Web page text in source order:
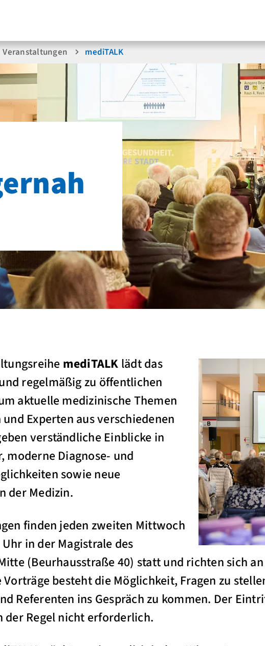
Veranstaltungen mediTALK
mediTALK lädt das
regelmäßig zu öffentlichen
aktuelle medizinische Themen
Experten aus verschiedenen
verständliche Einblicke in
moderne Diagnose- und
sowie neue
der Medizin.
finden jeden zweiten Mittwoch
in der Magistrale des
(Beurhausstraße 40) statt und richten sich
Vorträge besteht die Möglichkeit, Fragen zu
Referenten ins Gespräch zu kommen. Der
der Regel nicht erforderlich.